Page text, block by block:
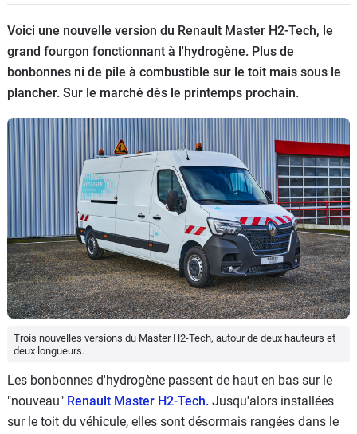
Utilitaires
Flottes
Auto
Forum
Marques
Voici une nouvelle version du Renault Master H2-Tech, le
grand fourgon fonctionnant à l'hydrogène. Plus de
bonbonnes ni de pile à combustible sur le toit mais sous le
plancher. Sur le marché dès le printemps prochain.
Trois nouvelles versions du Master H2-Tech, autour de deux hauteurs et
deux longueurs.
Les bonbonnes d'hydrogène passent de haut en bas sur le
"nouveau" Renault Master H2-Tech. Jusqu'alors installées
sur le toit du véhicule, elles sont désormais rangées dans le